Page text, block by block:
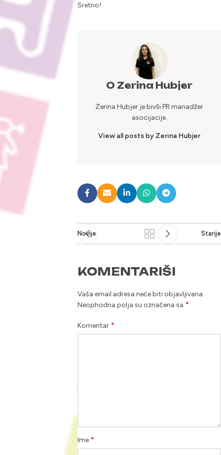
Sretno!
O Zerina Hubjer
Zerina Hubjer je bivši PR manadžer
asocijacije.
View all posts by Zerina Hubjer
Novije Starije
KOMENTARIŠI
Vaša email adresa neće biti objavljivana.
Neophodna polja su označena sa *
Komentar *
Ime *